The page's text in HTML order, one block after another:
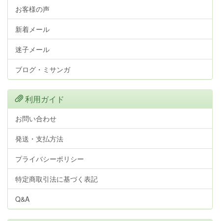
お客様の声
新着メール
迷子メール
ブログ・ミサンガ
利用ガイド
お問い合わせ
発送・支払方法
プライバシーポリシー
特定商取引法に基づく表記
Q&A